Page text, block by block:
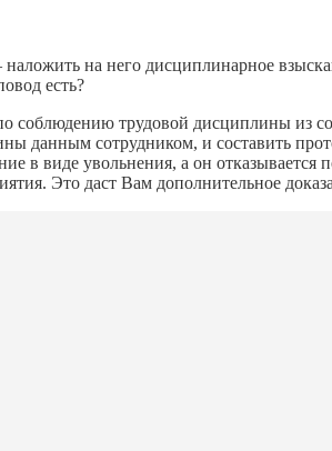
на него дисциплинарное
есть?
соблюдению трудовой дисциплины из
данным сотрудником, и составить
в виде увольнения, а он отказывается
Это даст Вам дополнительное